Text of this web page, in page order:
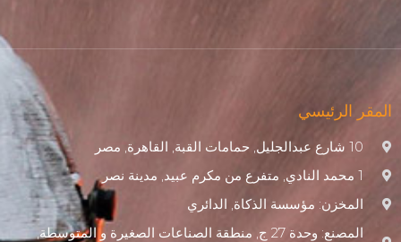
المقر الرئيسي
10 شارع عبدالجليل, حمامات القبة, القاهرة, مصر
1 محمد النادي, متفرع من مكرم عبيد, مدينة نصر
المخزن: مؤسسة الذكاة, الدائري
المصنع: وحدة 27 ج, منطقة الصناعات الصغيرة و المتوسطة,